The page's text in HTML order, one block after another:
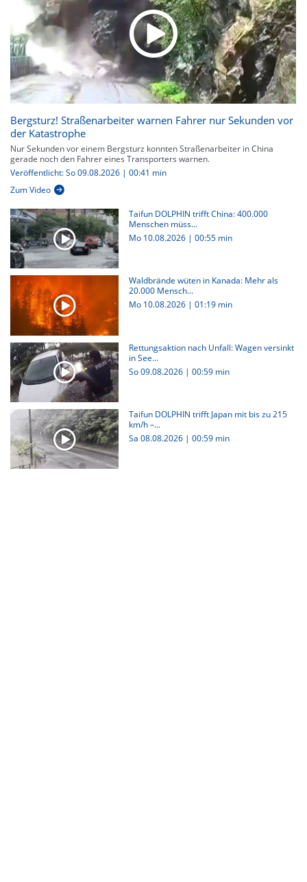
Bergsturz! Straßenarbeiter warnen Fahrer nur Sekunden vor
der Katastrophe
Nur Sekunden vor einem Bergsturz konnten Straßenarbeiter in China
gerade noch den Fahrer eines Transporters warnen.
Veröffentlicht: So 09.08.2026 | 00:41 min
Zum Video
Taifun DOLPHIN trifft China: 400.000
Menschen müss...
Mo 10.08.2026 | 00:55 min
Waldbrände wüten in Kanada: Mehr als
20.000 Mensch...
Mo 10.08.2026 | 01:19 min
Rettungsaktion nach Unfall: Wagen versinkt
in See...
So 09.08.2026 | 00:59 min
Taifun DOLPHIN trifft Japan mit bis zu 215
km/h –...
Sa 08.08.2026 | 00:59 min